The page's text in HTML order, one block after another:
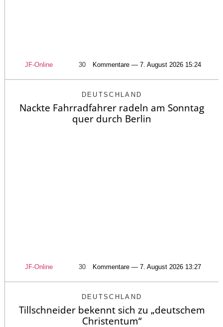
JF-Online 30 Kommentare — 7. August 2026 15:24
DEUTSCHLAND
Nackte Fahrradfahrer radeln am Sonntag
quer durch Berlin
JF-Online 30 Kommentare — 7. August 2026 13:27
DEUTSCHLAND
Tillschneider bekennt sich zu „deutschem
Christentum“